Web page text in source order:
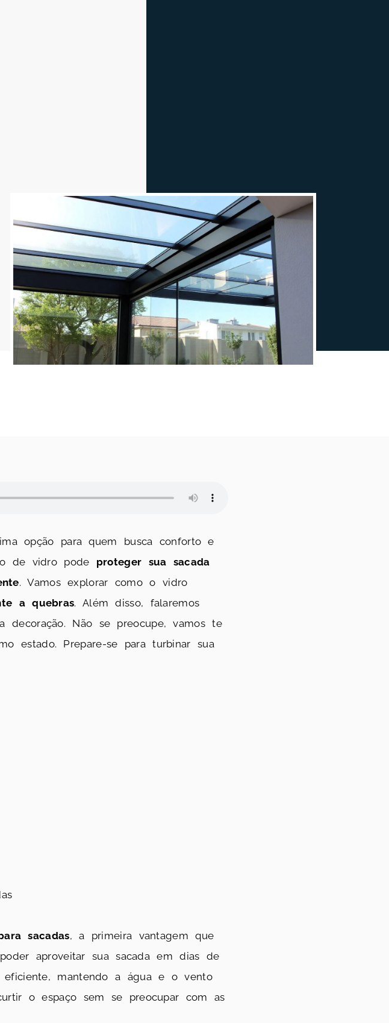
opção para quem busca conforto e
de vidro pode proteger sua sacada
. Vamos explorar como o vidro
a quebras. Além disso, falaremos
Não se preocupe, vamos te
estado. Prepare-se para turbinar sua
sacadas, a primeira vantagem que
aproveitar sua sacada em dias de
mantendo a água e o vento
o espaço sem se preocupar com as